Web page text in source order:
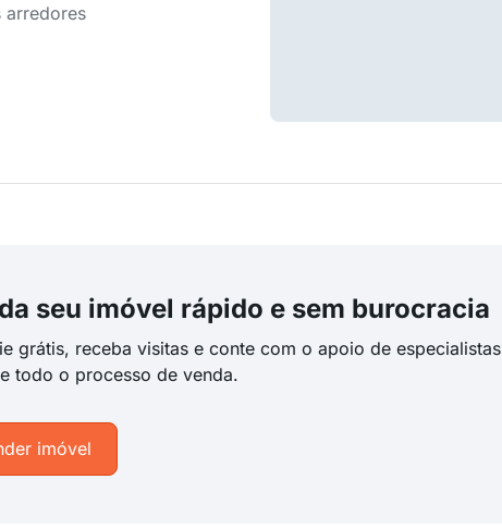
arredores
seu imóvel rápido e sem burocracia
grátis, receba visitas e conte com o apoio de especialistas
todo o processo de venda.
imóvel